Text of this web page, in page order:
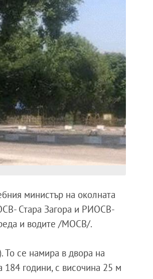
министър на околната
Стара Загора и РИОСВ-
и водите /МОСВ/.
То се намира в двора на
184 години, с височина 25 м